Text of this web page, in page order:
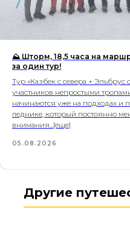
⛰ Шторм, 18,5 часа на
за один тур!
Тур «Казбек с севера + Эльбрус
участников непростыми
начинаются уже на подходах и
леднике, который постоянно
внимания...[еще]
05.08.2026
Другие